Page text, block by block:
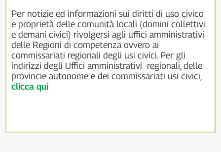
Per notizie ed informazioni sui diritti di uso civico
e proprietà delle comunità locali (domini collettivi
e demani civici) rivolgersi agli uffici amministrativi
delle Regioni di competenza ovvero ai
commissariati regionali degli usi civici. Per gli
indirizzi degli Uffici amministrativi regionali, delle
provincie autonome e dei commissariati usi civici,
clicca qui